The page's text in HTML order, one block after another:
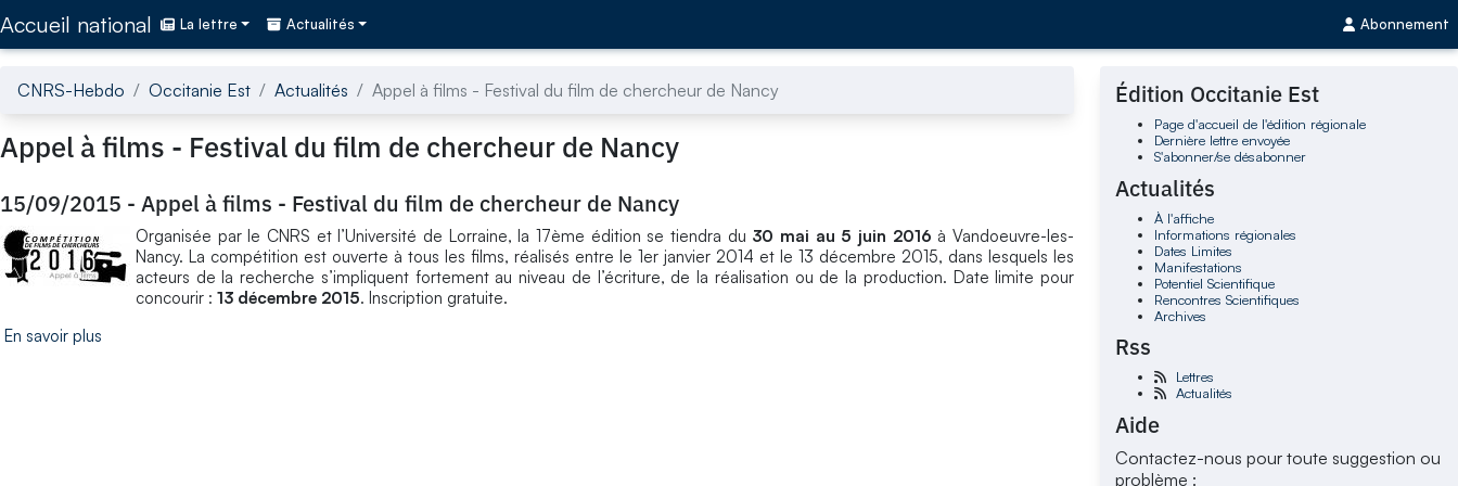
Accueil national La lettre Actualités Abonnement
CNRS-Hebdo Occitanie Est Actualités Appel à films - Festival du film de chercheur de Nancy
Appel à films - Festival du film de chercheur de Nancy
15/09/2015 - Appel à films - Festival du film de chercheur de Nancy
Organisée par le CNRS et l’Université de Lorraine, la 17ème édition se tiendra du 30 mai au 5 juin 2016 à Vandoeuvre-les-
Nancy. La compétition est ouverte à tous les films, réalisés entre le 1er janvier 2014 et le 13 décembre 2015, dans lesquels les
acteurs de la recherche s’impliquent fortement au niveau de l’écriture, de la réalisation ou de la production. Date limite pour
concourir : 13 décembre 2015. Inscription gratuite.
En savoir plus
Édition Occitanie Est
Page d'accueil de l'édition régionale
Dernière lettre envoyée
S'abonner/se désabonner
Actualités
À l'affiche
Informations régionales
Dates Limites
Manifestations
Potentiel Scientifique
Rencontres Scientifiques
Archives
Rss
Lettres
Actualités
Aide
Contactez-nous pour toute suggestion ou
problème :